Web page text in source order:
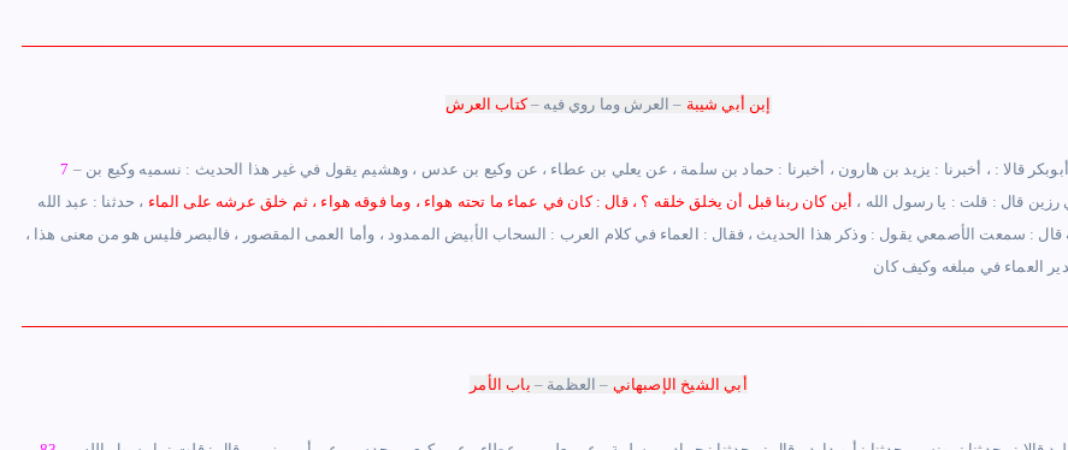
إبن أبي شيبة – العرش وما روي فيه –كتاب العرش
7 – حدثنا : أََبي ، وعمي أبوبكر قالا : ، أخبرنا : يزيد بن هارون ، أخبرنا : حماد بن سلمة ، عن يعلي بن عطاء ، عن وكيع بن عدس ، وهشيم يقول في غير هذا الحديث : نسميه وكيع بن
قال : قلت : يا رسول الله ، أين كان ربنا قبل أن يخلق خلقه ؟ ، قال : كان في عماء ما تحته هواء ، وما فوقه هواء ، ثم خلق عرشه على الماء ، حدثنا : عبد الله
قال : سمعت الأصمعي يقول : وذكر هذا الحديث ، فقال : العماء في كلام العرب : السحاب الأبيض الممدود ، وأما العمى المقصور ، فالبصر فليس هو من معنى هذا ،
أبي الشيخ الإصبهاني – العظمة – باب الأمر